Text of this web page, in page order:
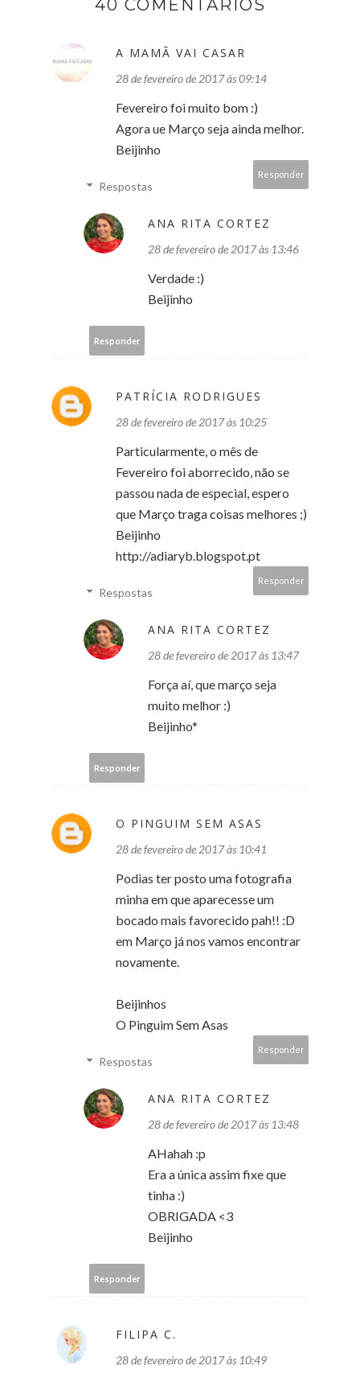
40 COMENTÁRIOS
A MAMÃ VAI CASAR
28 de fevereiro de 2017 às 09:14
Fevereiro foi muito bom :)
Agora ue Março seja ainda melhor.
Beijinho
Responder
Respostas
ANA RITA CORTEZ
28 de fevereiro de 2017 às 13:46
Verdade :)
Beijinho
Responder
PATRÍCIA RODRIGUES
28 de fevereiro de 2017 às 10:25
Particularmente, o mês de
Fevereiro foi aborrecido, não se
passou nada de especial, espero
que Março traga coisas melhores ;)
Beijinho
http://adiaryb.blogspot.pt
Responder
Respostas
ANA RITA CORTEZ
28 de fevereiro de 2017 às 13:47
Força aí, que março seja
muito melhor :)
Beijinho*
Responder
O PINGUIM SEM ASAS
28 de fevereiro de 2017 às 10:41
Podias ter posto uma fotografia
minha em que aparecesse um
bocado mais favorecido pah!! :D
em Março já nos vamos encontrar
novamente.
Beijinhos
O Pinguim Sem Asas
Responder
Respostas
ANA RITA CORTEZ
28 de fevereiro de 2017 às 13:48
AHahah :p
Era a única assim fixe que
tinha :)
OBRIGADA <3
Beijinho
Responder
FILIPA C.
28 de fevereiro de 2017 às 10:49